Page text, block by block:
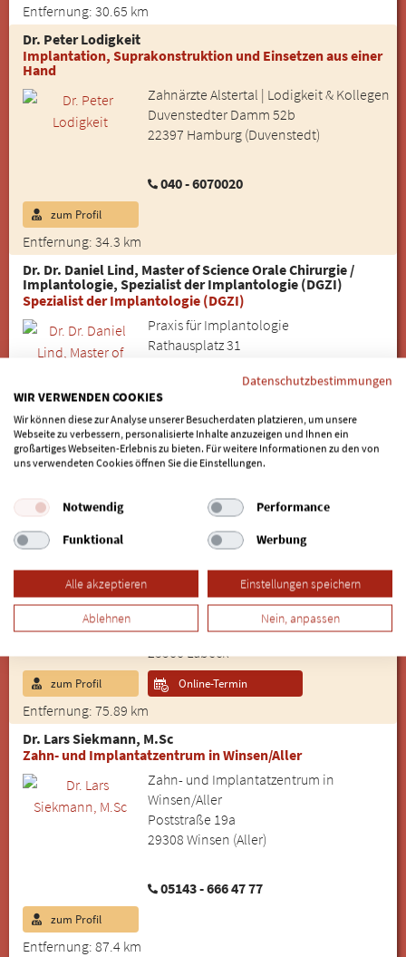
Entfernung: 30.65 km
Dr. Peter Lodigkeit
Implantation, Suprakonstruktion und Einsetzen aus einer
Hand
Zahnärzte Alstertal | Lodigkeit & Kollegen
Duvenstedter Damm 52b
22397 Hamburg (Duvenstedt)
040 - 6070020
Entfernung: 34.3 km
zum Profil
Dr. Dr. Daniel Lind, Master of Science Orale Chirurgie /
Implantologie, Spezialist der Implantologie (DGZI)
Spezialist der Implantologie (DGZI)
Praxis für Implantologie
Rathausplatz 31
04102 - 32209
Entfernung: 37.59 km
zum Profil
Dr. Klaus-Richard Herrmann
Zahnarzt
Zahnarztpraxis Dr. Herrmann
Brandenbaumer Landstraße 241
23566 Lübeck
Entfernung: 75.89 km
zum Profil Online-Termin
Dr. Lars Siekmann, M.Sc
Zahn- und Implantatzentrum in Winsen/Aller
Zahn- und Implantatzentrum in
Winsen/Aller
Poststraße 19a
29308 Winsen (Aller)
05143 - 666 47 77
Entfernung: 87.4 km
zum Profil
Datenschutzbestimmungen
WIR VERWENDEN COOKIES
Wir können diese zur Analyse unserer Besucherdaten platzieren, um unsere
Webseite zu verbessern, personalisierte Inhalte anzuzeigen und Ihnen ein
großartiges Webseiten-Erlebnis zu bieten. Für weitere Informationen zu den von
uns verwendeten Cookies öffnen Sie die Einstellungen.
Notwendig
Performance
Funktional
Werbung
Alle akzeptieren Einstellungen speichern
Ablehnen Nein, anpassen